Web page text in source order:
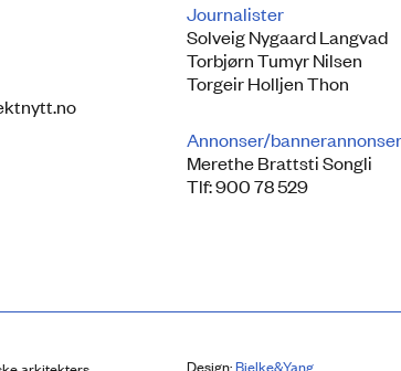
Journalister
Solveig Nygaard Langvad
Torbjørn Tumyr Nilsen
Torgeir Holljen Thon
Annonser/bannerannonser
Merethe Brattsti Songli
Tlf: 900 78 529
Design:Bielke&Yang